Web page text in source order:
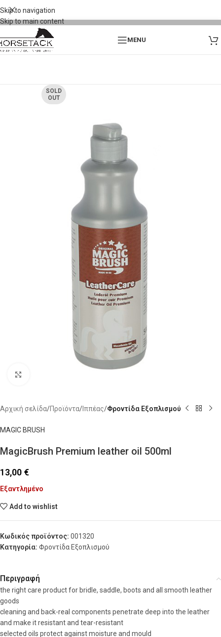
Skip to navigation
Skip to main content
MENU
SOLD
OUT
Αρχική σελίδα Προϊόντα Ιππέας Φροντίδα Εξοπλισμού
MAGIC BRUSH
MagicBrush Premium leather oil 500ml
13,00 €
Εξαντλημένο
Add to wishlist
Κωδικός προϊόντος: 001320
Κατηγορία: Φροντίδα Εξοπλισμού
Περιγραφή
the right care product for bridle, saddle, boots and all smooth leather
goods
cleaning and back-real components penetrate deep into the leather
and make it resistant and tear-resistant
selected oils protect against moisture and mould